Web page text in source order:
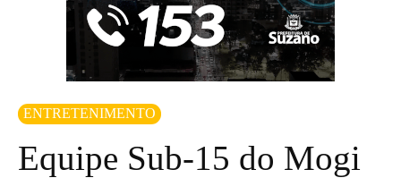
ENTRETENIMENTO
Equipe Sub-15 do Mogi